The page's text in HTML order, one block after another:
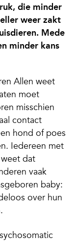
die minder
weer zakt
Mede
minder kans
Allen weet
moet
misschien
contact
hond of poes
Iedereen met
dat
vaak
baby:
over hun